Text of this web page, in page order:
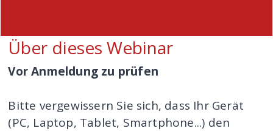
Über dieses Webinar
Vor Anmeldung zu prüfen
Bitte vergewissern Sie sich, dass Ihr Gerät
(PC, Laptop, Tablet, Smartphone...) den